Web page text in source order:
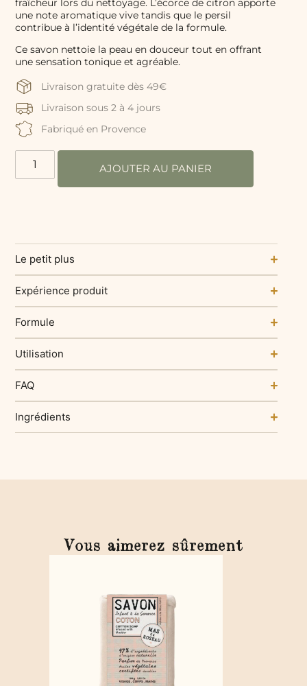
fraîcheur lors du nettoyage. L’écorce de citron apporte
une note aromatique vive tandis que le persil
contribue à l’identité végétale de la formule.
Ce savon nettoie la peau en douceur tout en offrant
une sensation tonique et agréable.
Livraison gratuite dès 49€
Livraison sous 2 à 4 jours
Fabriqué en Provence
AJOUTER AU PANIER
Le petit plus
Expérience produit
Formule
Utilisation
FAQ
Ingrédients
Vous aimerez sûrement